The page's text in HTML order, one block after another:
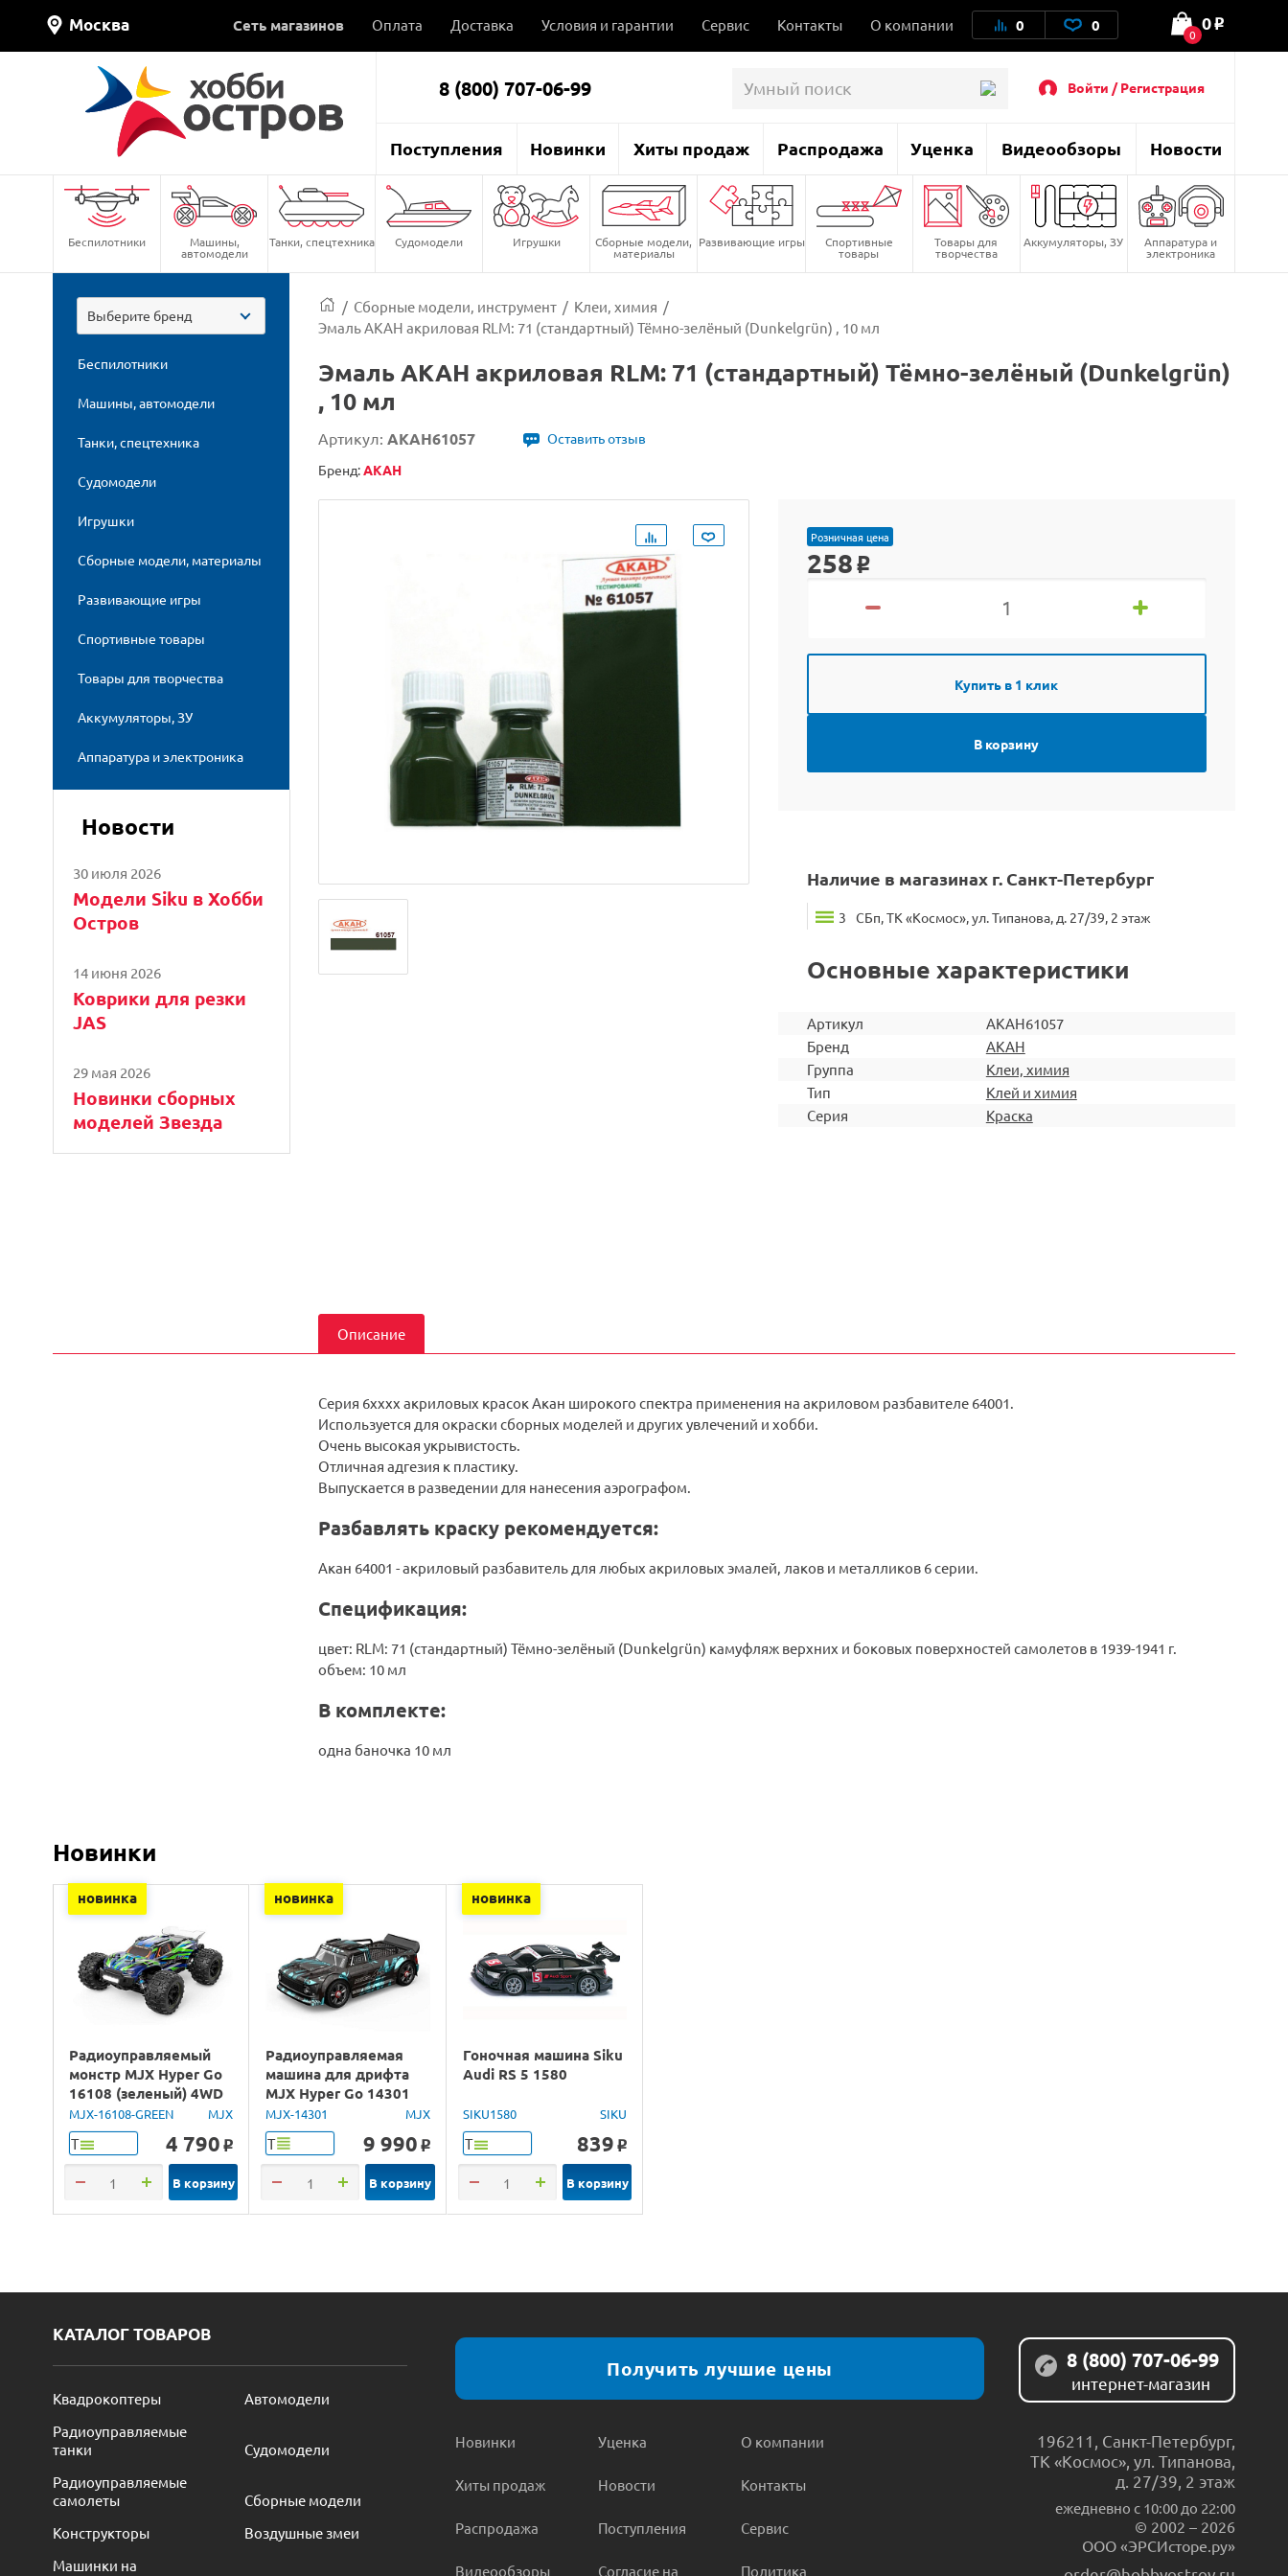
Москва Сеть магазинов Оплата Доставка Условия и гарантии Сервис Контакты О компании 0 0 0
0 o
8 (800) 707-06-99 Войти / Регистрация
Поступления Новинки Хиты продаж Распродажа Уценка Видеообзоры Новости
Беспилотники Машины,
автомодели
Танки, спецтехника Судомодели Игрушки Сборные модели,
материалы
Развивающие игры Спортивные
товары
Товары для
творчества
Аккумуляторы, ЗУ Аппаратура и
электроника
Выберите бренд
Беспилотники
Машины, автомодели
Танки, спецтехника
Судомодели
Игрушки
Сборные модели, материалы
Развивающие игры
Спортивные товары
Товары для творчества
Аккумуляторы, ЗУ
Аппаратура и электроника
Новости
30 июля 2026
Модели Siku в Хобби
Остров
14 июня 2026
Коврики для резки
JAS
29 мая 2026
Новинки сборных
моделей Звезда
/ Сборные модели, инструмент / Клеи, химия /
Эмаль АКАН акриловая RLM: 71 (стандартный) Тёмно-зелёный (Dunkelgrün) , 10 мл
Эмаль АКАН акриловая RLM: 71 (стандартный) Тёмно-зелёный (Dunkelgrün)
, 10 мл
Артикул: AKAH61057
Оставить отзыв
Бренд:AKAH
Розничная цена
258 o
Купить в 1 клик
В корзину
Наличие в магазинах г. Санкт-Петербург
3 СБп, ТК «Космос», ул. Типанова, д. 27/39, 2 этаж
Основные характеристики
Артикул
AKAH61057
Бренд
AKAH
Группа
Клеи, химия
Тип
Клей и химия
Серия
Краска
Описание
Серия 6xxxx акриловых красок Акан широкого спектра применения на акриловом разбавителе 64001.
Используется для окраски сборных моделей и других увлечений и хобби.
Очень высокая укрывистость.
Отличная адгезия к пластику.
Выпускается в разведении для нанесения аэрографом.
Разбавлять краску рекомендуется:
Акан 64001 - акриловый разбавитель для любых акриловых эмалей, лаков и металликов 6 серии.
Спецификация:
цвет: RLM: 71 (стандартный) Тёмно-зелёный (Dunkelgrün) камуфляж верхних и боковых поверхностей самолетов в 1939-1941 г.
объем: 10 мл
В комплекте:
одна баночка 10 мл
Новинки
новинка
Радиоуправляемый
монстр MJX Hyper Go
16108 (зеленый) 4WD
2.4G LED 1/16 RTR
MJX-16108-GREEN MJX
Т 4 790 o
В корзину
новинка
Радиоуправляемая
машина для дрифта
MJX Hyper Go 14301
Brushless 4WD 2.4G
LED 1/14 RTR
MJX-14301 MJX
Т 9 990 o
В корзину
новинка
Гоночная машина Siku
Audi RS 5 1580
SIKU1580 SIKU
Т 839 o
В корзину
КАТАЛОГ ТОВАРОВ
Квадрокоптеры
Автомодели
Радиоуправляемые
танки
Судомодели
Радиоуправляемые
самолеты
Сборные модели
Конструкторы
Воздушные змеи
Машинки на
Получить лучшие цены
Новинки
Хиты продаж
Распродажа
Видеообзоры
Уценка
Новости
Поступления
Согласие на
О компании
Контакты
Сервис
Политика
8 (800) 707-06-99
интернет-магазин
196211 Санкт-Петербург,
ТК «Космос», ул. Типанова,
д. 27/39, 2 этаж
ежедневно c 10:00 до 22:00
© 2002 – 2026
ООО «ЭРСИсторе.ру»